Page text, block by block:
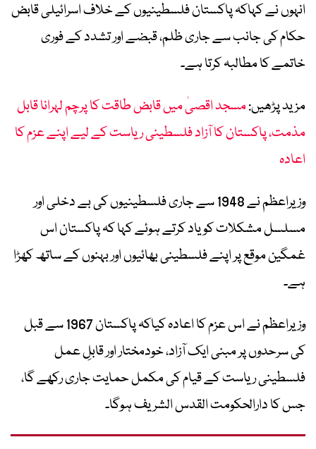
انہوں نے کہاکہ پاکستان فلسطینیوں کے خلاف اسرائیلی قابض
حکام کی جانب سے جاری ظلم، قبضے اور تشدد کے فوری
خاتمے کا مطالبہ کرتا ہے۔
مزید پڑھیں:مسجد اقصیٰ میں قابض طاقت کا پرچم لہرانا قابل
مذمت، پاکستان کا آزاد فلسطینی ریاست کے لیے اپنے عزم کا
اعادہ
وزیراعظم نے 1948 سے جاری فلسطینیوں کی بے دخلی اور
مسلسل مشکلات کو یاد کرتے ہوئے کہا کہ پاکستان اس
غمگین موقع پر اپنے فلسطینی بھائیوں اور بہنوں کے ساتھ کھڑا
ہے۔
وزیراعظم نے اس عزم کا اعادہ کیاکہ پاکستان 1967 سے قبل
کی سرحدوں پر مبنی ایک آزاد، خودمختار اور قابلِ عمل
فلسطینی ریاست کے قیام کی مکمل حمایت جاری رکھے گا،
جس کا دارالحکومت القدس الشریف ہوگا۔